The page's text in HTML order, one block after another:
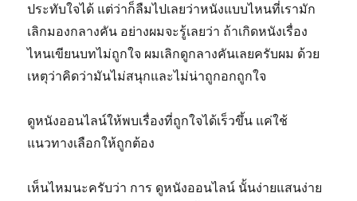
ประทับใจได้ แต่ว่าก็ลืมไปเลยว่าหนังแบบไหนที่เรามัก
เลิกมองกลางคัน อย่างผมจะรู้เลยว่า ถ้าเกิดหนังเรื่อง
ไหนเขียนบทไม่ถูกใจ ผมเลิกดูกลางคันเลยครับผม ด้วย
เหตุว่าคิดว่ามันไม่สนุกและไม่น่าถูกอกถูกใจ
ดูหนังออนไลน์ให้พบเรื่องที่ถูกใจได้เร็วขึ้น แค่ใช้
แนวทางเลือกให้ถูกต้อง
เห็นไหมนะครับว่า การ ดูหนังออนไลน์ นั้นง่ายแสนง่าย